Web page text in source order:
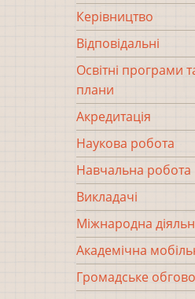
Керівництво
Відповідальні
Освітні програми
плани
Акредитація
Наукова робота
Навчальна робота
Викладачі
Міжнародна
Академічна
Громадське